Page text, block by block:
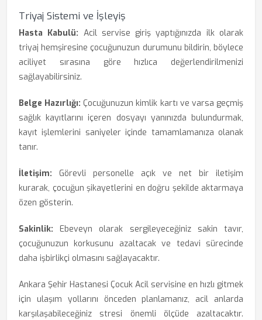
Triyaj Sistemi ve İşleyiş
Hasta Kabulü: Acil servise giriş yaptığınızda ilk olarak
triyaj hemşiresine çocuğunuzun durumunu bildirin, böylece
aciliyet sırasına göre hızlıca değerlendirilmenizi
sağlayabilirsiniz.
Belge Hazırlığı: Çocuğunuzun kimlik kartı ve varsa geçmiş
sağlık kayıtlarını içeren dosyayı yanınızda bulundurmak,
kayıt işlemlerini saniyeler içinde tamamlamanıza olanak
tanır.
İletişim: Görevli personelle açık ve net bir iletişim
kurarak, çocuğun şikayetlerini en doğru şekilde aktarmaya
özen gösterin.
Sakinlik: Ebeveyn olarak sergileyeceğiniz sakin tavır,
çocuğunuzun korkusunu azaltacak ve tedavi sürecinde
daha işbirlikçi olmasını sağlayacaktır.
Ankara Şehir Hastanesi Çocuk Acil servisine en hızlı gitmek
için ulaşım yollarını önceden planlamanız, acil anlarda
karşılaşabileceğiniz stresi önemli ölçüde azaltacaktır.